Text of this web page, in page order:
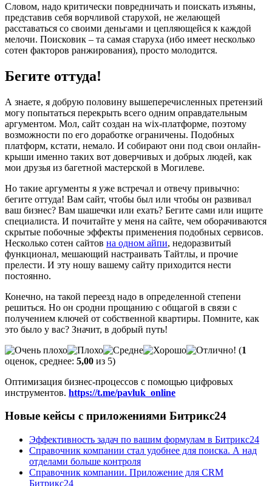
Словом, надо критически повредничать и поискать изъяны,
представив себя ворчливой старухой, не желающей
расставаться со своими деньгами и цепляющейся к каждой
мелочи. Поисковик – та самая старуха (ибо имеет несколько
сотен факторов ранжирования), просто молодится.
Бегите оттуда!
А знаете, я добрую половину вышеперечисленных претензий
могу попытаться перекрыть всего одним оправдательным
аргументом. Мол, сайт создан на wix-платформе, поэтому
возможности по его доработке ограничены. Подобных
платформ, кстати, немало. И собирают они под свои онлайн-
крыши именно таких вот доверчивых и добрых людей, как
мои друзья из багетной мастерской в Могилеве.
Но такие аргументы я уже встречал и отвечу привычно:
бегите оттуда! Вам сайт, чтобы был или чтобы он развивал
ваш бизнес? Вам шашечки или ехать? Бегите сами или ищите
специалиста. И почитайте у меня на сайте, чем оборачиваются
скрытые побочные эффекты применения подобных сервисов.
Несколько сотен сайтов на одном айпи, недоразвитый
функционал, мешающий настраивать Тайтлы, и прочие
прелести. И эту ношу вашему сайту приходится нести
постоянно.
Конечно, на такой переезд надо в определенной степени
решиться. Но он сродни прощанию с общагой в связи с
получением ключей от собственной квартиры. Помните, как
это было у вас? Значит, в добрый путь!
(1
оценок, среднее: 5,00 из 5)
Оптимизация бизнес-процессов с помощью цифровых
инструментов. https://t.me/pavluk_online
Новые кейсы с приложениями Битрикс24
Эффективность задач по вашим формулам в Битрикс24
Справочник компании стал удобнее для поиска. А над
отделами больше контроля
Справочник компании. Приложение для CRM
Битрикс24